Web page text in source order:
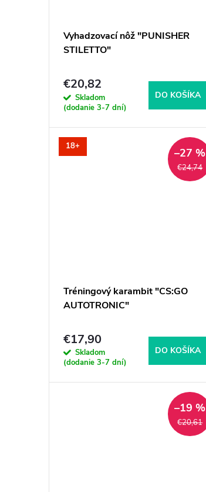
Vyhadzovací nôž "PUNISHER
STILETTO"
€20,82
Skladom
(dodanie 3-7 dní)
DO KOŠÍKA
18+
€24,74
–27 %
Tréningový karambit "CS:GO
AUTOTRONIC"
€17,90
Skladom
(dodanie 3-7 dní)
DO KOŠÍKA
€20,61
–19 %